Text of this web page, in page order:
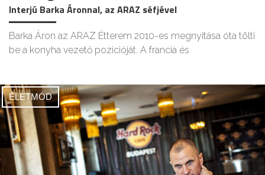
Interjú Barka Áronnal, az ARAZ séfjével
Barka Áron az ARAZ Étterem 2010-es megnyitása óta tölti
be a konyha vezető pozícióját. A francia és
ÉLETMÓD